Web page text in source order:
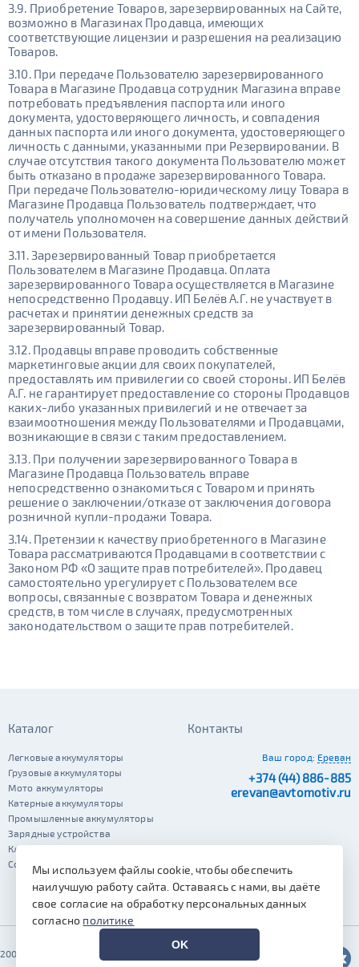
3.9. Приобретение Товаров, зарезервированных на Сайте,
возможно в Магазинах Продавца, имеющих
соответствующие лицензии и разрешения на реализацию
Товаров.
3.10. При передаче Пользователю зарезервированного
Товара в Магазине Продавца сотрудник Магазина вправе
потребовать предъявления паспорта или иного
документа, удостоверяющего личность, и совпадения
данных паспорта или иного документа, удостоверяющего
личность с данными, указанными при Резервировании. В
случае отсутствия такого документа Пользователю может
быть отказано в продаже зарезервированного Товара.
При передаче Пользователю-юридическому лицу Товара в
Магазине Продавца Пользователь подтверждает, что
получатель уполномочен на совершение данных действий
от имени Пользователя.
3.11. Зарезервированный Товар приобретается
Пользователем в Магазине Продавца. Оплата
зарезервированного Товара осуществляется в Магазине
непосредственно Продавцу. ИП Белёв А.Г. не участвует в
расчетах и принятии денежных средств за
зарезервированный Товар.
3.12. Продавцы вправе проводить собственные
маркетинговые акции для своих покупателей,
предоставлять им привилегии со своей стороны. ИП Белёв
А.Г. не гарантирует предоставление со стороны Продавцов
каких-либо указанных привилегий и не отвечает за
взаимоотношения между Пользователями и Продавцами,
возникающие в связи с таким предоставлением.
3.13. При получении зарезервированного Товара в
Магазине Продавца Пользователь вправе
непосредственно ознакомиться с Товаром и принять
решение о заключении/отказе от заключения договора
розничной купли-продажи Товара.
3.14. Претензии к качеству приобретенного в Магазине
Товара рассматриваются Продавцами в соответствии с
Законом РФ «О защите прав потребителей». Продавец
самостоятельно урегулирует с Пользователем все
вопросы, связанные с возвратом Товара и денежных
средств, в том числе в случаях, предусмотренных
законодательством о защите прав потребителей.
Каталог
Легковые аккумуляторы
Грузовые аккумуляторы
Мото аккумуляторы
Катерные аккумуляторы
Промышленные аккумуляторы
Зарядные устройства
Клеммы
Сопутствующие автотовары
Контакты
Ваш город: Ереван
+374 (44) 886-885
erevan@avtomotiv.ru
2002–2026 © Автомотив
Мы используем файлы cookie, чтобы обеспечить
наилучшую работу сайта. Оставаясь с нами, вы даёте
свое согласие на обработку персональных данных
согласно политике
OK